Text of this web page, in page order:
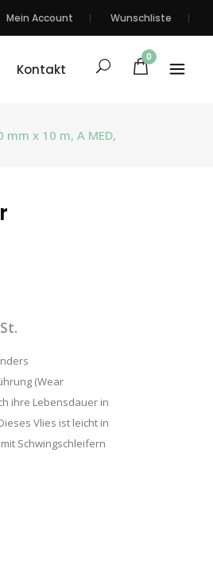
Mein Account Wunschliste
Kontakt
0
x 10 m, A MED,
(Wear
ihre Lebensdauer in
Vlies ist leicht in
Schwingschleifern